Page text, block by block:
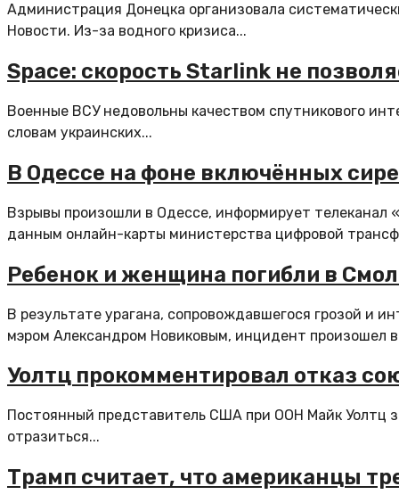
Администрация Донецка организовала
Новости. Из-за водного кризиса...
Space: скорость Starlink не
Военные ВСУ недовольны качеством спутникового
словам украинских...
В Одессе на фоне включённых
Взрывы произошли в Одессе, информирует
данным онлайн-карты министерства цифровой
Ребенок и женщина погибли в
В результате урагана, сопровождавшегося грозой и
мэром Александром Новиковым, инцидент произошел в
Уолтц прокомментировал отказ
Постоянный представитель США при ООН Майк Уолтц
отразиться...
Трамп считает, что американцы